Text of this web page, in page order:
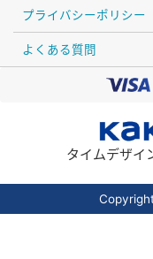
プライバシーポリシー
よくある質問
タイムデザイ